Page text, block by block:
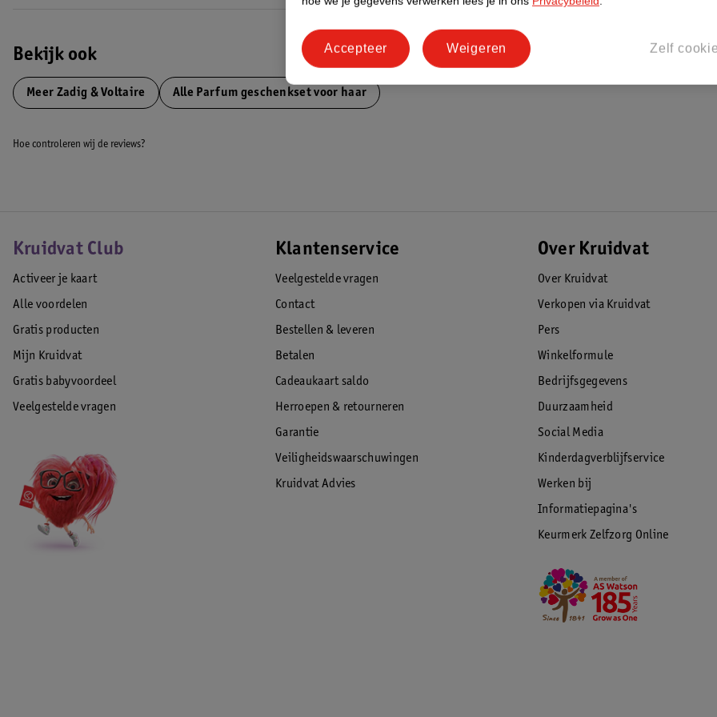
Bekijk ook
Meer Zadig & Voltaire Alle Parfum geschenkset voor haar
Hoe controleren wij de reviews?
Kruidvat Club
Activeer je kaart
Alle voordelen
Gratis producten
Mijn Kruidvat
Gratis babyvoordeel
Veelgestelde vragen
Klantenservice
Veelgestelde vragen
Contact
Bestellen & leveren
Betalen
Cadeaukaart saldo
Herroepen & retourneren
Garantie
Veiligheidswaarschuwingen
Kruidvat Advies
Over Kruidvat
Over Kruidvat
Verkopen via Kruidvat
Pers
Winkelformule
Bedrijfsgegevens
Duurzaamheid
Social Media
Kinderdagverblijfservice
Werken bij
Informatiepagina's
Keurmerk Zelfzorg Online
Zelf
Weigeren
Accepteer